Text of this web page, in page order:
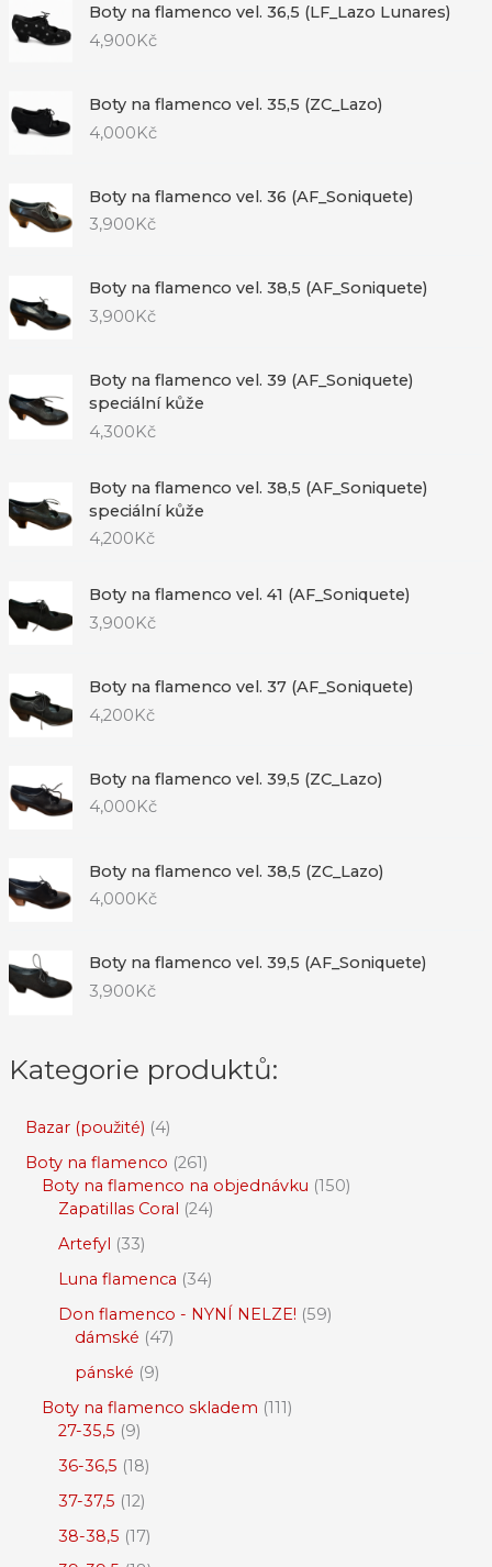
Boty na flamenco vel. 36,5 (LF_Lazo Lunares)
4,900Kč
Boty na flamenco vel. 35,5 (ZC_Lazo)
4,000Kč
Boty na flamenco vel. 36 (AF_Soniquete)
3,900 Kč
Boty na flamenco vel. 38,5 (AF_Soniquete)
3,900Kč
Boty na flamenco vel. 39 (AF_Soniquete)
speciální kůže
4,300Kč
Boty na flamenco vel. 38,5 (AF_Soniquete)
speciální kůže
4,200 Kč
Boty na flamenco vel. 41 (AF_Soniquete)
3,900Kč
Boty na flamenco vel. 37 (AF_Soniquete)
4,200Kč
Boty na flamenco vel. 39,5 (ZC_Lazo)
4,000 Kč
Boty na flamenco vel. 38,5 (ZC_Lazo)
4,000 Kč
Boty na flamenco vel. 39,5 (AF_Soniquete)
3,900Kč
Kategorie produktů:
Bazar (použité) 4
Boty na flamenco 261
Boty na flamenco na objednávku 150
Zapatillas Coral 24
Artefyl 33
Luna flamenca 34
Don flamenco - NYNÍ NELZE! 59
dámské 47
pánské 9
Boty na flamenco skladem 111
27-35,5 9
36-36,5 18
37-37,5 12
38-38,5 17